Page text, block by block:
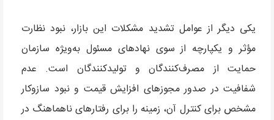
یکی دیگر از عوامل تشدید مشکلات این بازار، نبود نظارت
مؤثر و یکپارچه از سوی نهادهای مسئول به‌ویژه سازمان
حمایت از مصرف‌کنندگان و تولیدکنندگان است. عدم
شفافیت در صدور مجوزهای افزایش قیمت و نبود سازوکار
مشخص برای کنترل آن، زمینه را برای رفتارهای ناهماهنگ در